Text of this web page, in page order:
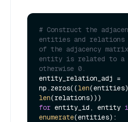
# Construct the
entities and relations
of the adjacency
entity is related to a
otherwise 0.
entity_relation_adj =
np.zeros((len
len
for entity_id, entity
enumerate(entities):